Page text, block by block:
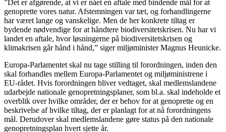
”Det er afgørende, at vi er nået en aftale med bindende mål for at
genoprette vores natur. Afstemningen var tæt, og forhandlingerne
har været lange og vanskelige. Men de her konkrete tiltag er
bydende nødvendige for at håndtere biodiversitetskrisen. Nu har vi
landet en aftale, hvor løsningerne på biodiversitetskrisen og
klimakrisen går hånd i hånd,” siger miljøminister Magnus Heunicke.
Europa-Parlamentet skal nu tage stilling til forordningen, inden den
skal forhandles mellem Europa-Parlamentet og miljøministrene i
EU-rådet. Hvis forordningen bliver vedtaget, skal medlemslandene
udarbejde nationale genopretningsplaner, som bl.a. skal indeholde et
overblik over hvilke områder, der er behov for at genoprette og en
beskrivelse af hvilke tiltag, der er planlagt for at nå forordningens
mål. Derudover skal medlemslandene gøre status på den nationale
genopretningsplan hvert sjette år.